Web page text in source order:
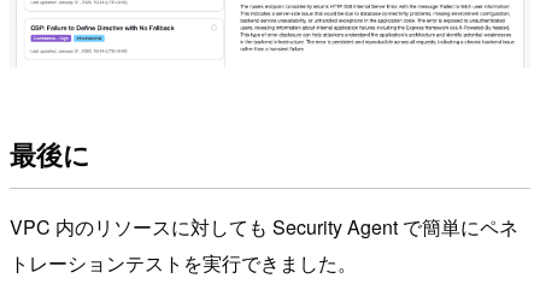
最後に
VPC 内のリソースに対しても Security Agent で簡単にペネ
トレーションテストを実行できました。